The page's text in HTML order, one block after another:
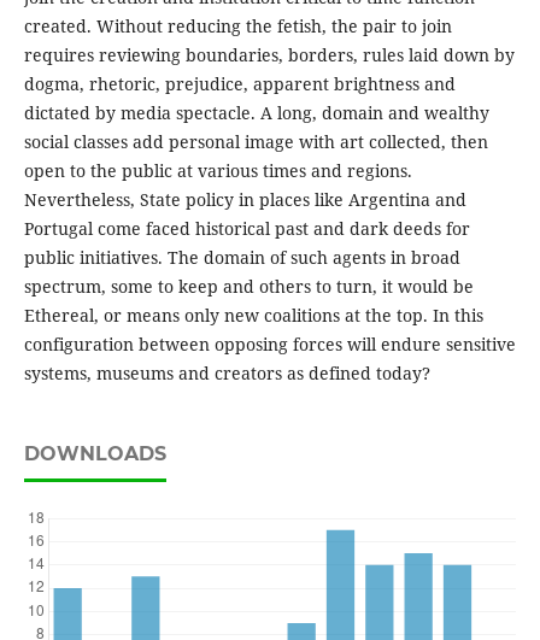
created. Without reducing the fetish, the pair to join
requires reviewing boundaries, borders, rules laid down by
dogma, rhetoric, prejudice, apparent brightness and
dictated by media spectacle. A long, domain and wealthy
social classes add personal image with art collected, then
open to the public at various times and regions.
Nevertheless, State policy in places like Argentina and
Portugal come faced historical past and dark deeds for
public initiatives. The domain of such agents in broad
spectrum, some to keep and others to turn, it would be
Ethereal, or means only new coalitions at the top. In this
configuration between opposing forces will endure sensitive
systems, museums and creators as defined today?
DOWNLOADS